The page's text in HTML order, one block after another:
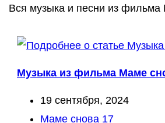
Вся музыка и песни из фильма
Музыка из фильма Маме
Запись
опубликована:
19 сентября, 2024
Рубрика
Маме снова 17